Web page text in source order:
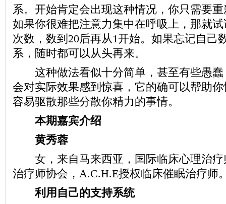
系。开始肯定会出现这种情况，你只需要
如果你很难把注意力集中在呼吸上，那就
次数，数到20后再从1开始。如果忘记自己
系，随时都可以从头再来。
这种做法看似十分简单，甚至有些愚蠢
会对实际效果感到惊喜，它的确可以帮助
容易驱散那些分散你精力的事情。
本期嘉宾介绍
黄秀蓉
女，来自马来西亚，国际临床心理治疗
治疗师协会，A.C.H.E授权临床催眠治疗师
利用自己的支持系统